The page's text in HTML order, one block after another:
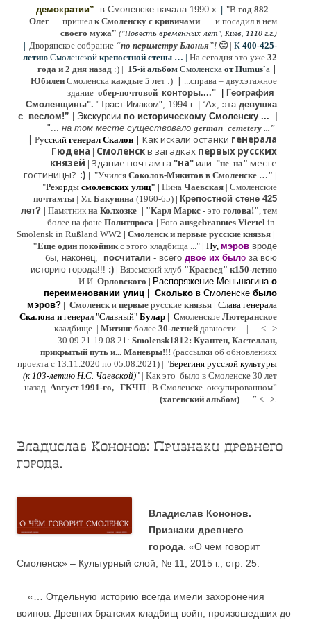
демократии” в Смоленске начала 1990-х | "В год 882 ...
Олег … пришел к Смоленску с кривичами … и посадил в нем
своего мужа" ("Повесть временных лет", Киев, 1110 г.г.)
| Дворянское собрание “по периметру Блонья”! 🙂| К 400-425-
летию Смоленской крепостной стены … | На сегодня это уже 32
года и 2 дня назад :) | 15-й альбом Смоленска от Humus`a |
Юбилеи Смоленска каждые 5 лет :) | ...справа – двухэтажное
здание обер-почтовой конторы...."
Гeография
Cмоленщины". "Траст-Имаком", 1994 г. “Ах, эта девушка
с веслом!”
Экскурсии по историческому Смоленску ...
"... на том месте существовало german_cemetery ..."
| Русский генерал Скалон | Как искали останки генерала
Гюдена | Смоленскв загадках первых русских
князей | Здание почтамта "на"или "не на" месте
гостиницы? :) | "Учился Соколов-Микитов в Смоленске …" |
"Рекорды смоленских улиц" | Нина Чаевская | Смоленские
почтамты | Ул. Бакунина (1960-65) | Крепостной стене 425
лет? | Памятник на Колхозке | "Карл Маркс - это голова!", тем
более на фоне Политпроса | Foto ausgebranntes Viertel in
Smolensk in Rußland WW2 | Смоленск и первые русские князья |
"Еще один покойникс этого кладбища ..." | Ну, мэров вроде
бы, наконец, посчитали - всего двое их было за всю
историю города!!! :) | Вяземский клуб "Краевед" к150-летию
И.И. Орловского | Распоряжение Меньшагина о
переименовании улиц
Сколько в Смоленске было
мэров? | Смоленски первые русские князья | Слава генерала
Скалона и генерал "Славный" Булар | Смоленское Лютерaнское
кладбище | Митинг более 30-летней давности ... | ... <...>
30.09.21-19.08.21: Smolensk1812: Куантен, Кастеллан,
прикрытый путь и... Маневры!!! (рассылки об обновлениях
проекта с 13.11.2020 по 05.08.2021) | "Берегиня русской культуры
(к 103-летию Н.С. Чаевской)" | Как это было в Смоленске 30 лет
назад. Август 1991-го, ГКЧП | В Смоленске оккупированном”
(хагенский альбом). …” <...>.
Владислав Кононов: Признаки древнего
города.
Владислав Кононов.
Признаки древнего
города. «О чем говорит
Смоленск» – Культурный слой, № 11, 2015 г., стр. 25.
«… Отдельную историю всегда имели захоронения
воинов. Древних братских кладбищ войн, произошедших до